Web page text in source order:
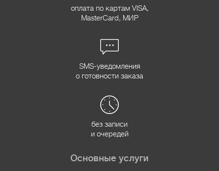
оплата по картам VISA,
MasterCard, МИР
SMS-уведомления
о готовности заказа
без записи
и очередей
Основные услуги